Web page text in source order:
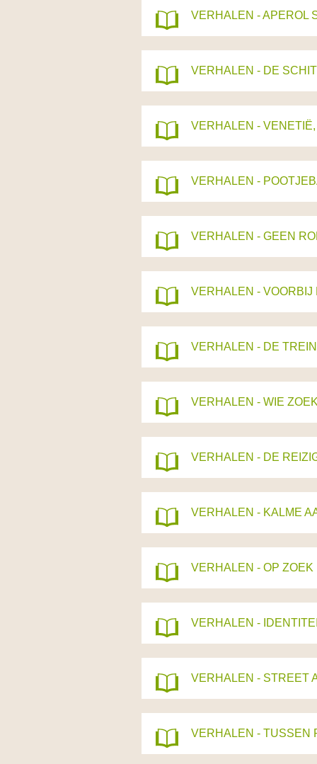
VERHALEN - APEROL
VERHALEN - DE
VERHALEN -
VERHALEN -
VERHALEN - GEEN
VERHALEN -
VERHALEN - DE
VERHALEN - WIE
VERHALEN - DE
VERHALEN - KALME
VERHALEN - OP
VERHALEN -
VERHALEN - STREET
VERHALEN - TUSSEN